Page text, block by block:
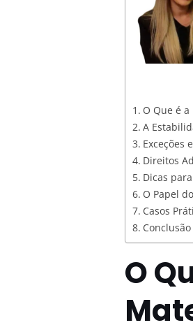
O Que é
A
Exceções
Direitos
Dicas
O Papel
Casos
Conclusão
O